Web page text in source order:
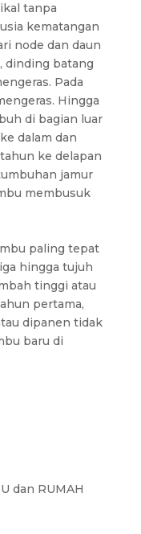
tanpa
kematangan
node dan daun
dinding batang
Pada
Hingga
di bagian luar
dalam dan
ke delapan
jamur
membusuk
paling tepat
hingga tujuh
tinggi atau
pertama,
dipanen tidak
baru di
dan RUMAH